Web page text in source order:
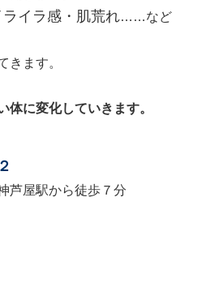
イラ感・肌荒れ……など
きます。
に変化していきます。
芦屋駅から徒歩７分